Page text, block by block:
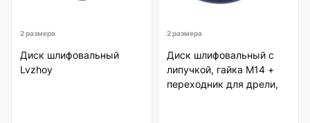
2 размера
Диск шлифовальный
Lvzhoy
2 размера
Диск шлифовальный с
липучкой, гайка М14 +
переходник для дрели,